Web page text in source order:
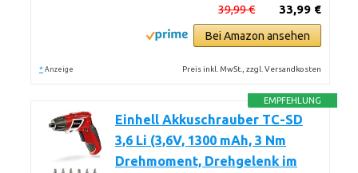
33,99 €
39,99 €
Bei Amazon ansehen
* Anzeige Preis inkl. MwSt., zzgl. Versandkosten
EMPFEHLUNG
Einhell Akkuschrauber TC-SD
3,6 Li (3,6V, 1300 mAh, 3 Nm
Drehmoment, Drehgelenk im